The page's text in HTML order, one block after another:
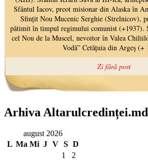
Arhiva Altarulcredinței.md
august 2026
L Ma Mi J V S D
1
2